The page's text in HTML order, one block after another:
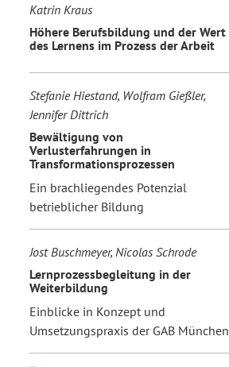
Katrin Kraus
Höhere Berufsbildung und der Wert
des Lernens im Prozess der Arbeit
Stefanie Hiestand, Wolfram Gießler,
Jennifer Dittrich
Bewältigung von
Verlusterfahrungen in
Transformationsprozessen
Ein brachliegendes Potenzial
betrieblicher Bildung
Jost Buschmeyer, Nicolas Schrode
Lernprozessbegleitung in der
Weiterbildung
Einblicke in Konzept und
Umsetzungspraxis der GAB München